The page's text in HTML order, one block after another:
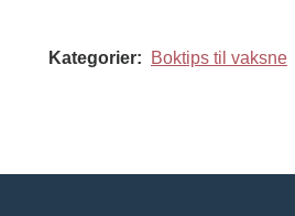
Kategorier: Boktips til vaksne